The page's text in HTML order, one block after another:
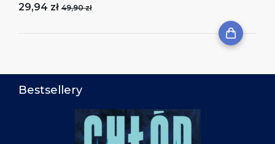
29,94 zł 49,90 zł
Bestsellery